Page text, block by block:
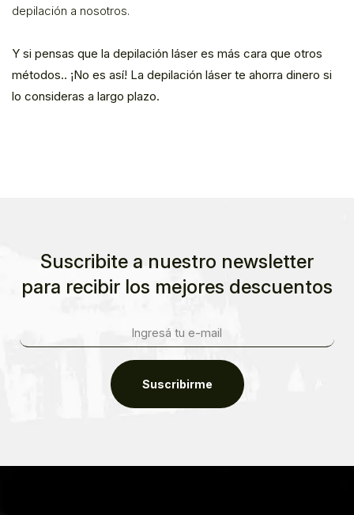
depilación a nosotros.
Y si pensas que la depilación láser es más cara que otros
métodos.. ¡No es así! La depilación láser te ahorra dinero si
lo consideras a largo plazo.
Suscribite a nuestro newsletter
para recibir los mejores descuentos
Suscribirme